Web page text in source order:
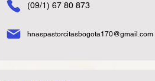
(09/1) 67 80 873
hnaspastorcitasbogota170@gmail.com